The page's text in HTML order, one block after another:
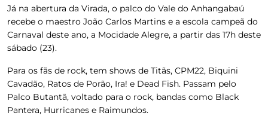
Já na abertura da Virada, o palco do Vale do Anhangabaú
recebe o maestro João Carlos Martins e a escola campeã do
Carnaval deste ano, a Mocidade Alegre, a partir das 17h deste
sábado (23).
Para os fãs de rock, tem shows de Titãs, CPM22, Biquini
Cavadão, Ratos de Porão, Ira! e Dead Fish. Passam pelo
Palco Butantã, voltado para o rock, bandas como Black
Pantera, Hurricanes e Raimundos.